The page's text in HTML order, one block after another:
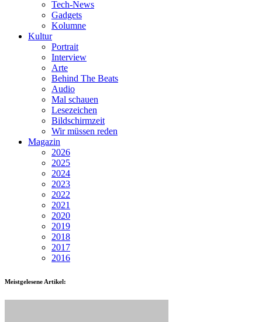
Tech-News
Gadgets
Kolumne
Kultur
Portrait
Interview
Arte
Behind The Beats
Audio
Mal schauen
Lesezeichen
Bildschirmzeit
Wir müssen reden
Magazin
2026
2025
2024
2023
2022
2021
2020
2019
2018
2017
2016
Meistgelesene Artikel: